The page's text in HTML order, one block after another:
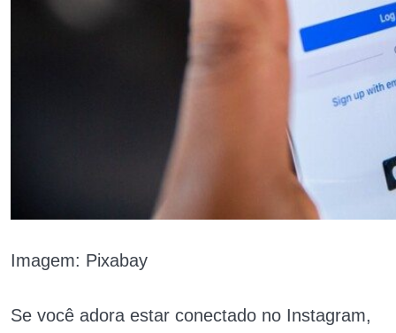
Imagem: Pixabay
Se você adora estar conectado no Instagram,